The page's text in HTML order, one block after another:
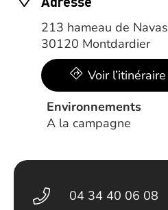
213 hameau de Navas
30120 Montdardier
Voir l’itinéraire
Environnements
A la campagne
04 34 40 06 08